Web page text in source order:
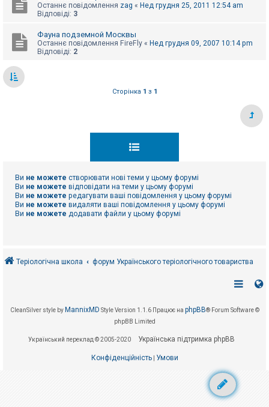
т
т
и
Останнє повідомлення zag « Нед грудня 25, 2011 12:54 am
Відповіді: 3
Фауна подземной Москвы
Останнє повідомлення FireFly « Нед грудня 09, 2007 10:14 pm
Відповіді: 2
Сторінка 1 з 1
Ви не можете створювати нові теми у цьому форумі
Ви не можете відповідати на теми у цьому форумі
Ви не можете редагувати ваші повідомлення у цьому форумі
Ви не можете видаляти ваші повідомлення у цьому форумі
Ви не можете додавати файли у цьому форумі
Теріологічна школа форум Українського теріологічного товариства
CleanSilver style by MannixMD Style Version 1.1.6 Працює на phpBB® Forum Software ©
phpBB Limited
Український переклад © 2005-2020 Українська підтримка phpBB
Конфіденційність| Умови